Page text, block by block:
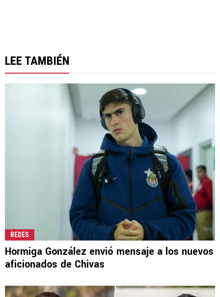
LEE TAMBIÉN
REDES
Hormiga González envió mensaje a los nuevos
aficionados de Chivas